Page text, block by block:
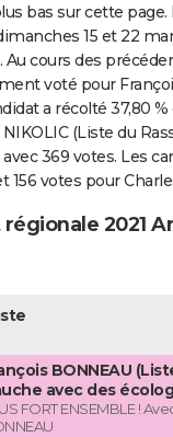
bas sur cette
15 et 22
Au cours des
voté pour
a récolté 37,80
(Liste du
avec 369 votes. Les
156 votes pour
2021
BONNEAU
avec des
FORT ENSEMBLE !